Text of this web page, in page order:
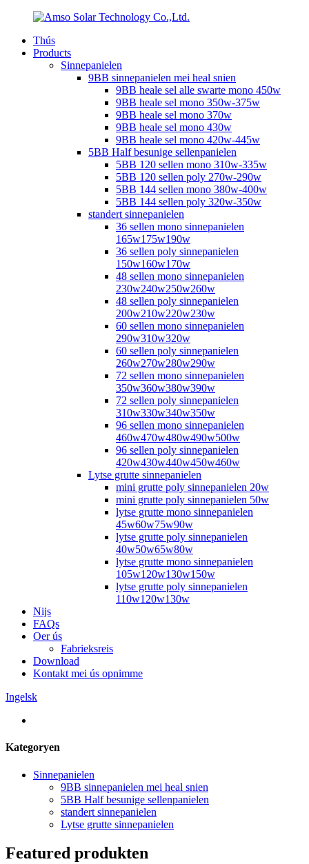
Thús
Products
Sinnepanielen
9BB sinnepanielen mei heal snien
9BB heale sel alle swarte mono 450w
9BB heale sel mono 350w-375w
9BB heale sel mono 370w
9BB heale sel mono 430w
9BB heale sel mono 420w-445w
5BB Half besunige sellenpanielen
5BB 120 sellen mono 310w-335w
5BB 120 sellen poly 270w-290w
5BB 144 sellen mono 380w-400w
5BB 144 sellen poly 320w-350w
standert sinnepanielen
36 sellen mono sinnepanielen
165w175w190w
36 sellen poly sinnepanielen
150w160w170w
48 sellen mono sinnepanielen
230w240w250w260w
48 sellen poly sinnepanielen
200w210w220w230w
60 sellen mono sinnepanielen
290w310w320w
60 sellen poly sinnepanielen
260w270w280w290w
72 sellen mono sinnepanielen
350w360w380w390w
72 sellen poly sinnepanielen
310w330w340w350w
96 sellen mono sinnepanielen
460w470w480w490w500w
96 sellen poly sinnepanielen
420w430w440w450w460w
Lytse grutte sinnepanielen
mini grutte poly sinnepanielen 20w
mini grutte poly sinnepanielen 50w
lytse grutte mono sinnepanielen
45w60w75w90w
lytse grutte poly sinnepanielen
40w50w65w80w
lytse grutte mono sinnepanielen
105w120w130w150w
lytse grutte poly sinnepanielen
110w120w130w
Nijs
FAQs
Oer ús
Fabrieksreis
Download
Kontakt mei ús opnimme
Ingelsk
Kategoryen
Sinnepanielen
9BB sinnepanielen mei heal snien
5BB Half besunige sellenpanielen
standert sinnepanielen
Lytse grutte sinnepanielen
Featured produkten